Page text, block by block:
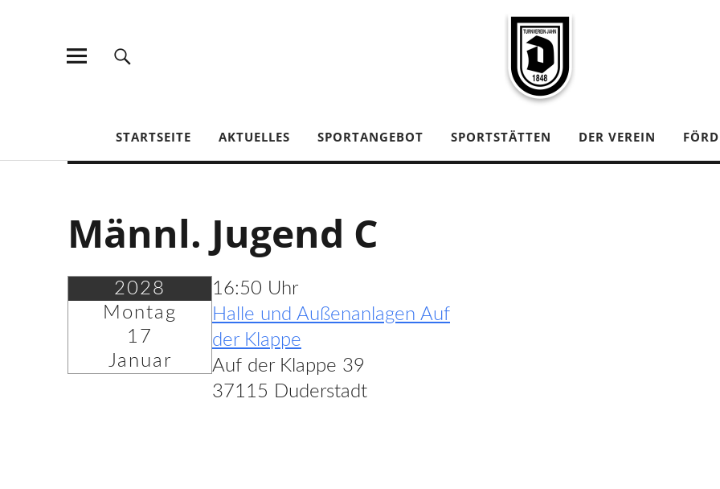
STARTSEITE AKTUELLES SPORTANGEBOT SPORTSTÄTTEN DER VEREIN
Männl. Jugend C
2028
Montag
17
Januar
16:50 Uhr
Halle und Außenanlagen Auf
der Klappe
Auf der Klappe 39
37115 Duderstadt